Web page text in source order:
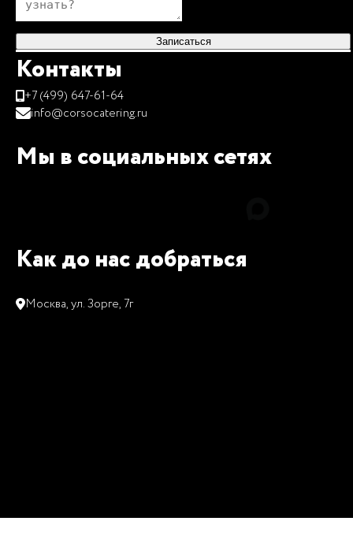
Записаться
Контакты
+7 (499) 647-61-64
info@corsocatering.ru
Мы в социальных сетях
Как до нас добраться
Москва, ул. Зорге, 7г